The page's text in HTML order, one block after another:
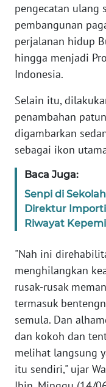
pengecatan ulang
pembangunan
perjalanan hidup
hingga menjadi
Indonesia.
Selain itu,
penambahan
digambarkan
sebagai ikon
Baca Juga:
Senpi di
Direktur
Riwayat
"Nah ini
menghilangkan
rusak-rusak
termasuk
semula. Dan
dan kokoh dan
melihat langsung
itu sendiri," ujar
WN
SUMUT
WN
JABAR
WN
BANTEN
WN
NTT
WN
PAPUA
WN
PAPUA
BARAT